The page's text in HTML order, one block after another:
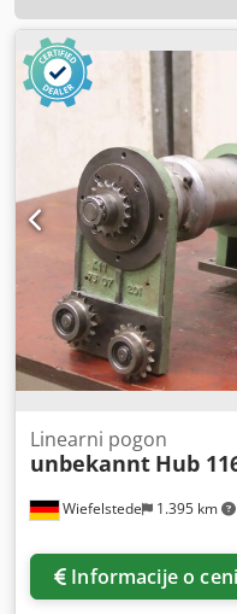
Wiefelstede 1.395 km
Linearni pogon
unbekannt Hub
Informacije o ceni